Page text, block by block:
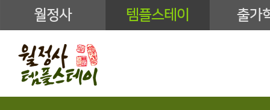
월정사 템플스테이 출가